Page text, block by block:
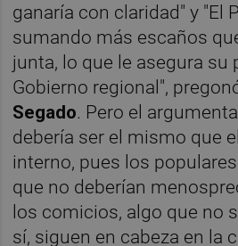
ganaría con claridad" y "El
sumando más escaños
junta, lo que le asegura su
Gobierno regional",
Segado. Pero el
debería ser el mismo que
interno, pues los
que no deberían
los comicios, algo que no
sí, siguen en cabeza en la